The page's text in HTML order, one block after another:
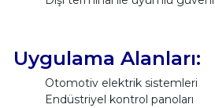
Uygulama Alanları:
Otomotiv elektrik sistemleri
Endüstriyel kontrol panoları